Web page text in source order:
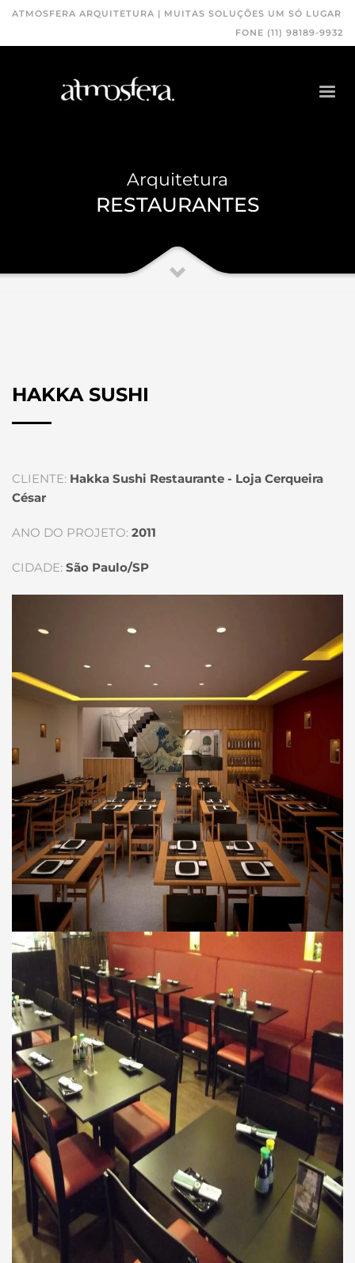
ATMOSFERA ARQUITETURA | MUITAS SOLUÇÕES UM SÓ LUGAR
FONE (11) 98189-9932
Arquitetura
RESTAURANTES
HAKKA SUSHI
CLIENTE: Hakka Sushi Restaurante - Loja Cerqueira
César
ANO DO PROJETO: 2011
CIDADE: São Paulo/SP